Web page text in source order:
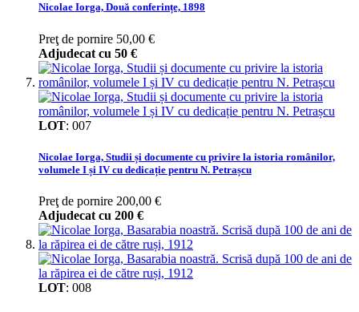
Nicolae Iorga, Două conferințe, 1898
Preţ de pornire 50,00 €
Adjudecat cu 50 €
LOT: 007
Nicolae Iorga, Studii și documente cu privire la istoria românilor,
volumele I și IV cu dedicație pentru N. Petrașcu
Preţ de pornire 200,00 €
Adjudecat cu 200 €
LOT: 008